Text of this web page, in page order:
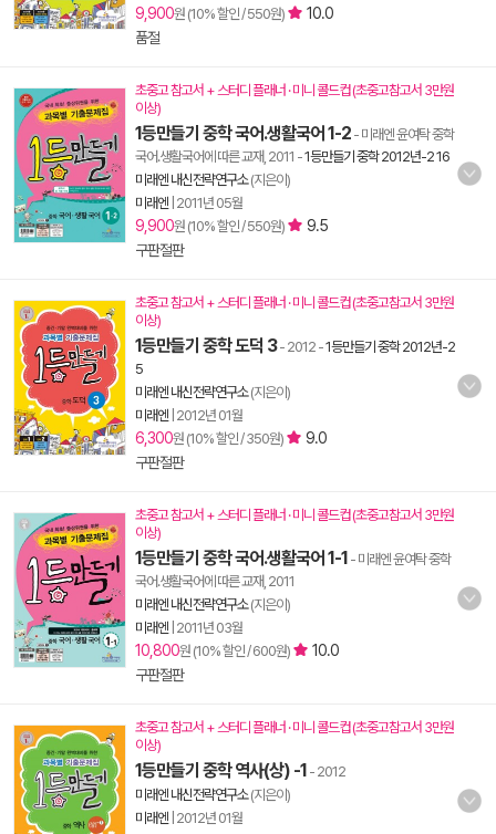
9,900원 (10% 할인 / 550원)
10.0
품절
초중고 참고서 + 스터디 플래너 · 미니 콜드컵 (초중고참고서 3만원
이상)
1등만들기 중학 국어.생활국어 1-2 - 미래엔 윤여탁 중학
국어.생활국어에 따른 교재, 2011 -1등만들기 중학 2012년-2 16
미래엔 내신전략연구소(지은이)
미래엔 2011년 05월
9,900원 (10% 할인 / 550원)
9.5
구판절판
초중고 참고서 + 스터디 플래너 · 미니 콜드컵 (초중고참고서 3만원
이상)
1등만들기 중학 도덕 3- 2012 -1등만들기 중학 2012년-2
5
미래엔 내신전략연구소(지은이)
미래엔 2012년 01월
6,300원 (10% 할인 / 350원)
9.0
구판절판
초중고 참고서 + 스터디 플래너 · 미니 콜드컵 (초중고참고서 3만원
이상)
1등만들기 중학 국어.생활국어 1-1 - 미래엔 윤여탁 중학
국어.생활국어에 따른 교재, 2011
미래엔 내신전략연구소(지은이)
미래엔 2011년 03월
10,800원 (10% 할인 / 600원)
10.0
구판절판
초중고 참고서 + 스터디 플래너 · 미니 콜드컵 (초중고참고서 3만원
이상)
1등만들기 중학 역사(상) -1 - 2012
미래엔 내신전략연구소(지은이)
미래엔 2012년 01월